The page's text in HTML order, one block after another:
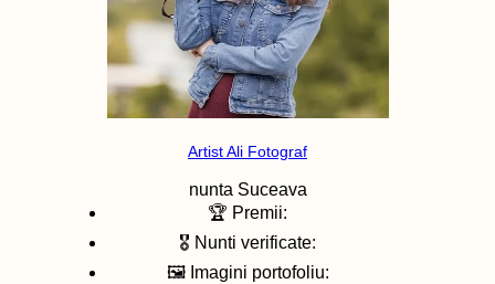
Artist Ali Fotograf
nunta Suceava
🏆 Premii:
🎖️ Nunti verificate:
🖼️ Imagini portofoliu: